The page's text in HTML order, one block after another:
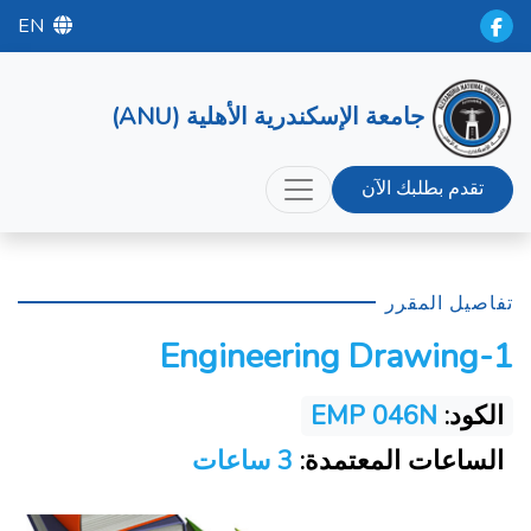
EN
جامعة الإسكندرية الأهلية (ANU)
تقدم بطلبك الآن
تفاصيل المقرر
Engineering Drawing-1
الكود: EMP 046N
الساعات المعتمدة: